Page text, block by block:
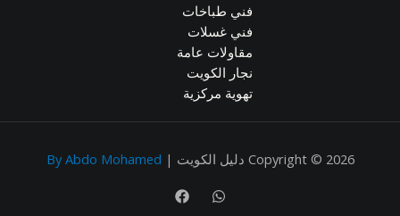
فني طباخات
فني غسلات
مقاولات عامة
نجار الكويت
تهوية مركزية
Copyright © 2026 دليل الكويت | By Abdo Mohamed